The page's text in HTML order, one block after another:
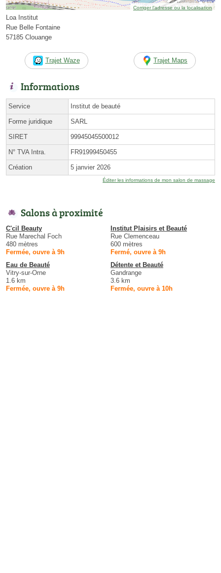
Corriger l’adresse ou la localisation
Loa Institut
Rue Belle Fontaine
57185 Clouange
Trajet Waze Trajet Maps
Informations
Service Institut de beauté
Forme juridique SARL
SIRET 99945045500012
N° TVA Intra. FR91999450455
Création 5 janvier 2026
Éditer les informations de mon salon de massage
Salons à proximité
C'cil Beauty
Rue Marechal Foch
480 mètres
Fermée, ouvre à 9h
Institut Plaisirs et Beauté
Rue Clemenceau
600 mètres
Fermé, ouvre à 9h
Eau de Beauté
Vitry-sur-Orne
1.6 km
Fermée, ouvre à 9h
Détente et Beauté
Gandrange
3.6 km
Fermée, ouvre à 10h